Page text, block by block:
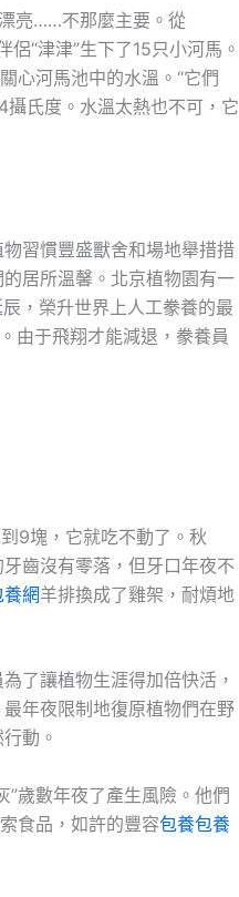
亮……不那麼主要。從
侶“津津”生下了15只小河馬。
心河馬池中的水溫。“它們
氏度。水溫太熱也不可，它
習慣豐盛獸舍和場地舉措措
居所溫馨。北京植物園有一
，榮升世界上人工豢養的最
由于飛翔才能減退，豢養員
9塊，它就吃不動了。秋
齒沒有零落，但牙口年夜不
養網羊排換成了雞架，耐煩地
了讓植物生涯得加倍快活，
年夜限制地復原植物們在野
動。
”歲數年夜了產生風險。他們
食品，如許的豐容包養包養